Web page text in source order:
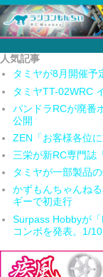
人気記事
タミヤが8月開催予
タミヤTT-02WRC
パンドラRCが廃番
公開
ZEN「お客様各位
三栄が新RC専門誌
タミヤが一部製品
かずもんちゃんね
ギーで初走行
Surpass Hobbyが
コンボを発表。1/